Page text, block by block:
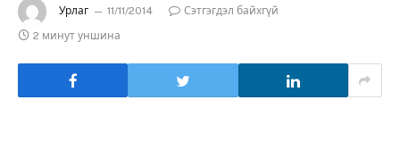
Урлаг 11/11/2014
Сэтгэгдэл байхгүй
2 минут уншина